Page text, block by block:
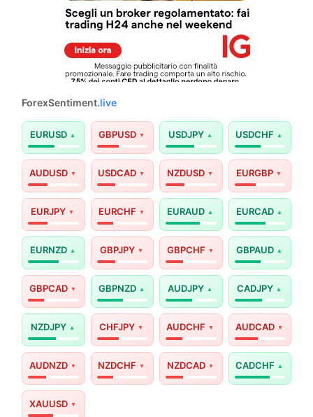
ForexSentiment.live
EURUSD GBPUSD USDJPY USDCHF
AUDUSD USDCAD NZDUSD EURGBP
EURJPY EURCHF EURAUD EURCAD
EURNZD GBPJPY GBPCHF GBPAUD
GBPCAD GBPNZD AUDJPY CADJPY
NZDJPY CHFJPY AUDCHF AUDCAD
AUDNZD NZDCHF NZDCAD CADCHF
XAUUSD